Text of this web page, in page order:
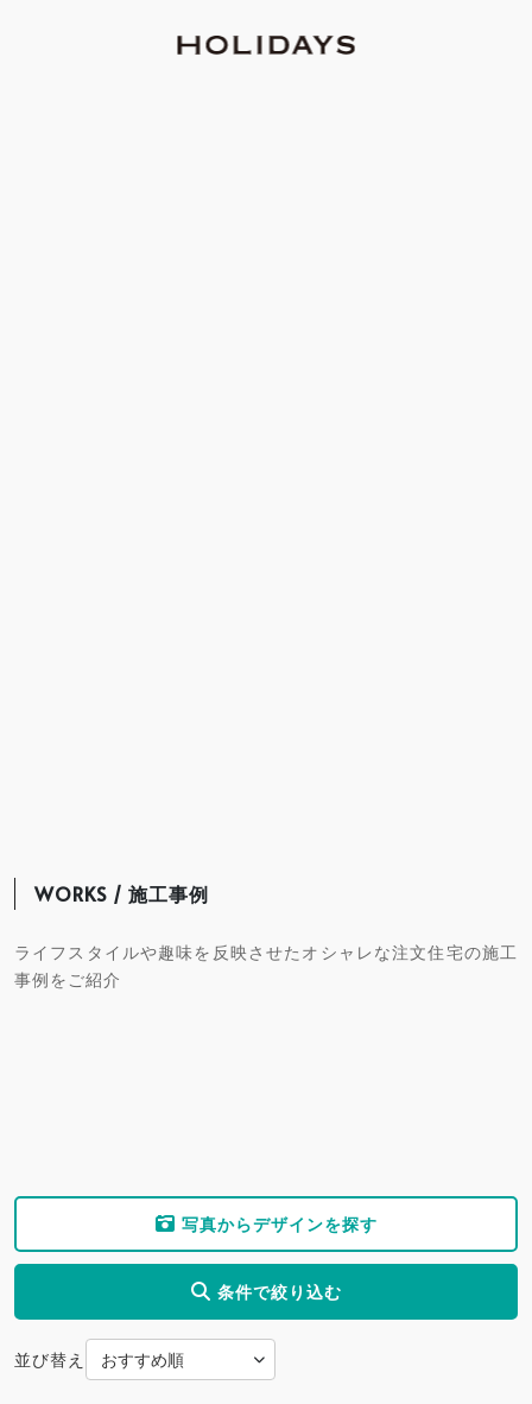
WORKS / 施工事例
ライフスタイルや趣味を反映させたオシャレな注文住宅の施工
事例をご紹介
写真からデザインを探す
条件で絞り込む
並び替え